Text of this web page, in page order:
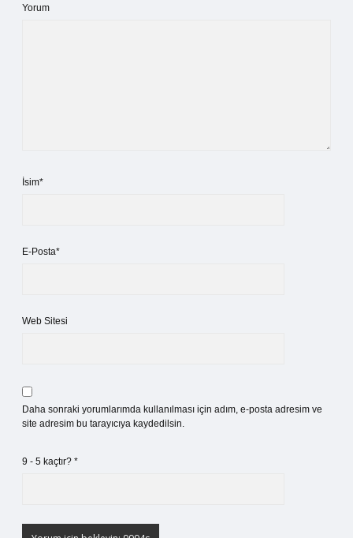
Yorum
İsim*
E-Posta*
Web Sitesi
Daha sonraki yorumlarımda kullanılması için adım, e-posta adresim ve
site adresim bu tarayıcıya kaydedilsin.
9 - 5 kaçtır? *